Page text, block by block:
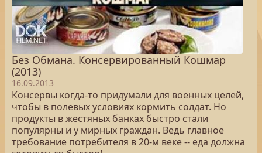
Без Обмана. Консервированный Кошмар
(2013)
16.09.2013
Консервы когда-то придумали для военных целей,
чтобы в полевых условиях кормить солдат. Но
продукты в жестяных банках быстро стали
популярны и у мирных граждан. Ведь главное
требование потребителя в 20-м веке -- еда должна